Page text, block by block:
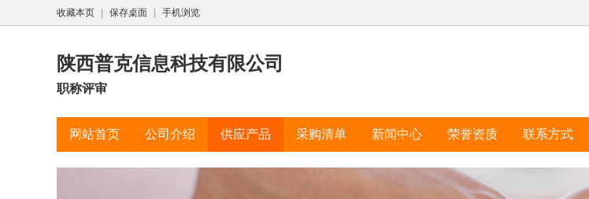
收藏本页 保存桌面 手机浏览
陕西普克信息科技有限公司
职称评审
网站首页 公司介绍 供应产品 采购清单 新闻中心 荣誉资质 联系方式